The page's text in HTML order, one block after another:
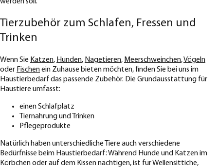
werden soll.
Tierzubehör zum Schlafen, Fressen und
Trinken
Wenn Sie Katzen, Hunden, Nagetieren, Meerschweinchen,Vögeln
oder Fischenein Zuhause bieten möchten, finden Sie bei uns im
Haustierbedarf das passende Zubehör. Die Grundausstattung für
Haustiere umfasst:
einen Schlafplatz
Tiernahrung und Trinken
Pflegeprodukte
Natürlich haben unterschiedliche Tiere auch verschiedene
Bedürfnisse beim Haustierbedarf: Während Hunde und Katzen im
Körbchen oder auf dem Kissen nächtigen, ist für Wellensittiche,